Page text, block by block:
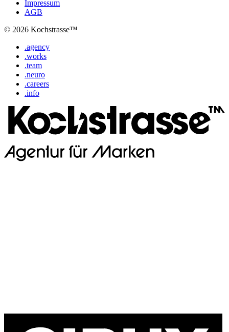
Impressum
AGB
© 2026 Kochstrasse™
.agency
.works
.team
.neuro
.careers
.info